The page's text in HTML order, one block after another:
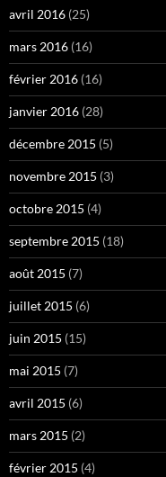
avril 2016 (25)
mars 2016 (16)
février 2016 (16)
janvier 2016 (28)
décembre 2015 (5)
novembre 2015 (3)
octobre 2015 (4)
septembre 2015 (18)
août 2015 (7)
juillet 2015 (6)
juin 2015 (15)
mai 2015 (7)
avril 2015 (6)
mars 2015 (2)
février 2015 (4)